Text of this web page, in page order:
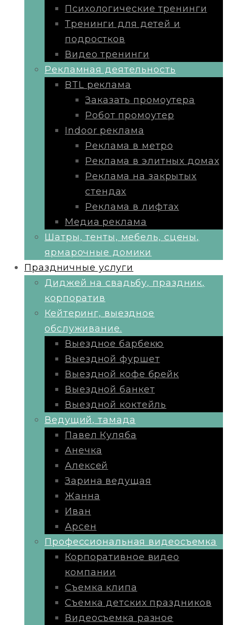
Психологические тренинги
Тренинги для детей и
подростков
Видео тренинги
Рекламная деятельность
BTL реклама
Заказать промоутера
Робот промоутер
Indoor реклама
Реклама в метро
Реклама в элитных домах
Реклама на закрытых
стендах
Реклама в лифтах
Медиа реклама
Шатры, тенты, мебель, сцены,
ярмарочные домики
Праздничные услуги
Диджей на свадьбу, праздник,
корпоратив
Кейтеринг, выездное
обслуживание.
Выездное барбекю
Выездной фуршет
Выездной кофе брейк
Выездной банкет
Выездной коктейль
Ведущий, тамада
Павел Куляба
Анечка
Алексей
Зарина ведущая
Жанна
Иван
Арсен
Профессиональная видеосъемка
Корпоративное видео
компании
Съемка клипа
Съемка детских праздников
Видеосъемка разное